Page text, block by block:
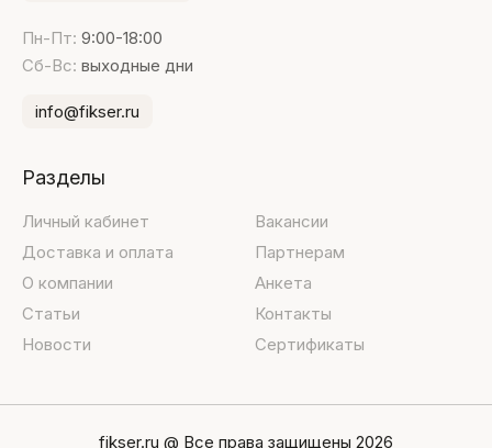
Пн-Пт: 9:00-18:00
Сб-Вс: выходные дни
info@fikser.ru
Разделы
Личный кабинет
Доставка и оплата
О компании
Статьи
Новости
Вакансии
Партнерам
Анкета
Контакты
Сертификаты
fikser.ru @ Все права защищены 2026